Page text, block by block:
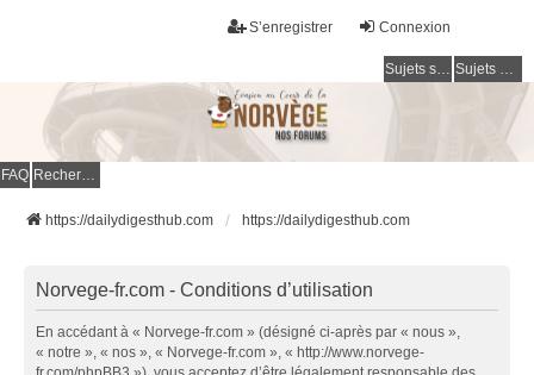
Connexion
S’enregistrer
Sujets sans réponse Sujets actifs
FAQ Rechercher
https://dailydigesthub.com https://dailydigesthub.com
Norvege-fr.com - Conditions d’utilisation
En accédant à « Norvege-fr.com » (désigné ci-après par « nous »,
« notre », « nos », « Norvege-fr.com », « http://www.norvege-